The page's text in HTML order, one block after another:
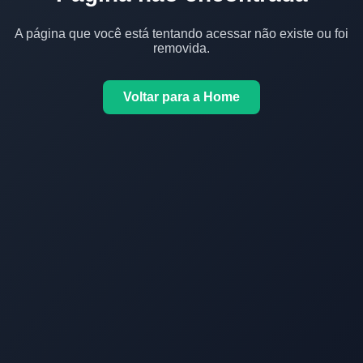
A página que você está tentando acessar não existe ou foi
removida.
Voltar para a Home